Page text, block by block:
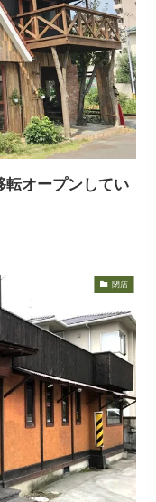
転オープンしてい
閉店